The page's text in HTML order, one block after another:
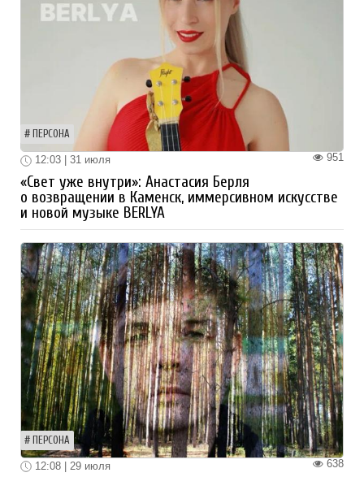
ПЕРСОНА
951
12:03 | 31 июля
«Свет уже внутри»: Анастасия Берля
о возвращении в Каменск, иммерсивном искусстве
и новой музыке BERLYA
ПЕРСОНА
638
12:08 | 29 июля